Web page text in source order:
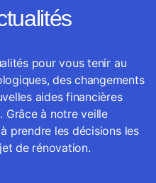
pour vous tenir au
des changements
aides financières
Grâce à notre veille
prendre les décisions les
de rénovation.